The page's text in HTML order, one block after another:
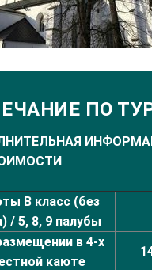
ПО
В класс (без
/ 5, 8, 9 палубы
в 4-х
каюте